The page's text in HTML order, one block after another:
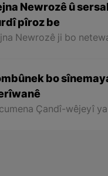
Newrozê û
pîroz be
bo